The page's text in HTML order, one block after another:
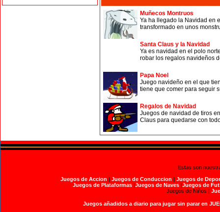
Muñecos Montruos
Ya ha llegado la Navidad en
transformado en unos
Santa Claus y la Navidad
Ya es navidad en el polo
robar los regalos navideños
Papa Noel
Juego navideño en el que
tiene que comer para seguir
Regalos de Navidad
Juegos de navidad de tiros
Claus para quedarse con
Estas son
Juegos de Accion | Juegos de Conduccion | Juegos de
Juegos de Plataformas|Juegos de Naves|Juegos de
Juegos de Niños |
Juegos añadidos a diario para jugar sin parar en